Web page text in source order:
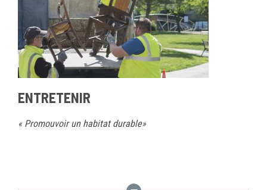
ENTRETENIR
« Promouvoir un habitat durable»